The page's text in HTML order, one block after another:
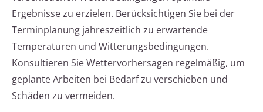
Ergebnisse zu erzielen. Berücksichtigen Sie bei der
Terminplanung jahreszeitlich zu erwartende
Temperaturen und Witterungsbedingungen.
Konsultieren Sie Wettervorhersagen regelmäßig, um
geplante Arbeiten bei Bedarf zu verschieben und
Schäden zu vermeiden.